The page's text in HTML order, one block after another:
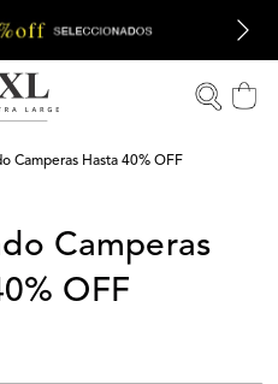
Camperas Hasta 40% OFF
Camperas
OFF